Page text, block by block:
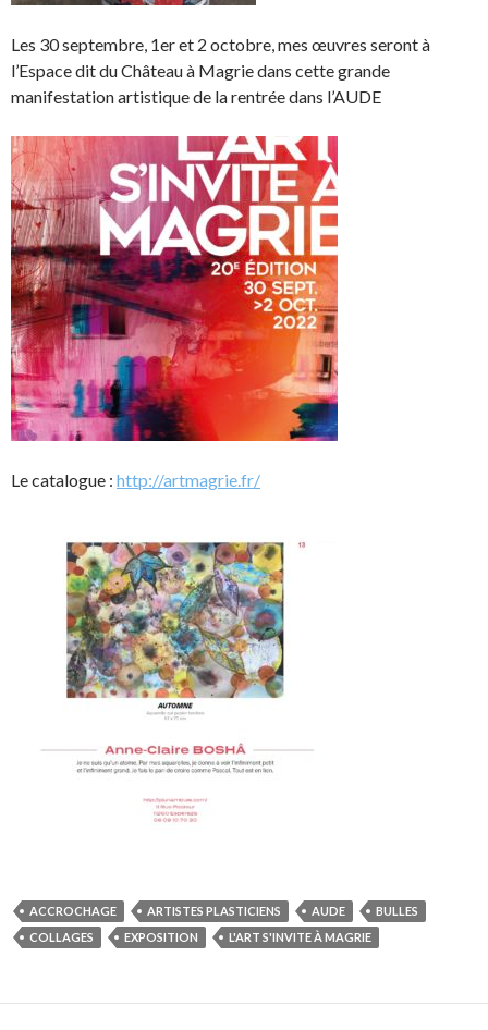
Les 30 septembre, 1er et 2 octobre, mes œuvres seront à
l’Espace dit du Château à Magrie dans cette grande
manifestation artistique de la rentrée dans l’AUDE
Le catalogue : http://artmagrie.fr/
ACCROCHAGE ARTISTES PLASTICIENS AUDE
BULLES
COLLAGES
EXPOSITION L'ART S'INVITE À MAGRIE